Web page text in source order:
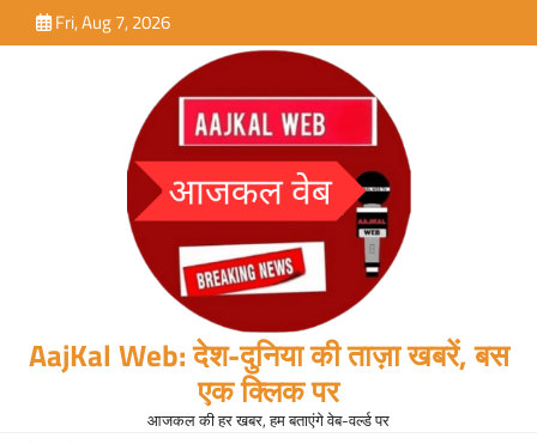
to
Fri, Aug 7, 2026
AajKal Web: देश-दुनिया की ताज़ा खबरें, बस
एक क्लिक पर
आजकल की हर खबर, हम बताएंगे वेब-वर्ल्ड पर